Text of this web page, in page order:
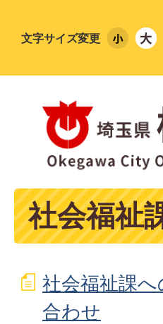
文字サイズ変更
社会福祉
社会福祉課
合わせ